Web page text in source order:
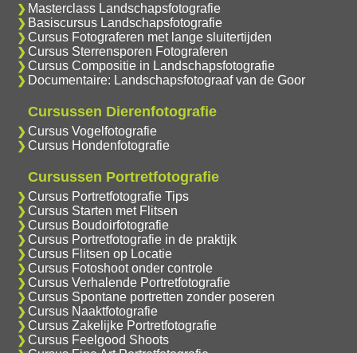
Masterclass Landschapsfotografie
Basiscursus Landschapsfotografie
Cursus Fotograferen met lange sluitertijden
Cursus Sterrensporen Fotograferen
Cursus Compositie in Landschapsfotografie
Documentaire: Landschapsfotograaf van de Goor
Cursussen Dierenfotografie
Cursus Vogelfotografie
Cursus Hondenfotografie
Cursussen Portretfotografie
Cursus Portretfotografie Tips
Cursus Starten met Flitsen
Cursus Boudoirfotografie
Cursus Portretfotografie in de praktijk
Cursus Flitsen op Locatie
Cursus Fotoshoot onder controle
Cursus Verhalende Portretfotografie
Cursus Spontane portretten zonder poseren
Cursus Naaktfotografie
Cursus Zakelijke Portretfotografie
Cursus Feelgood Shoots